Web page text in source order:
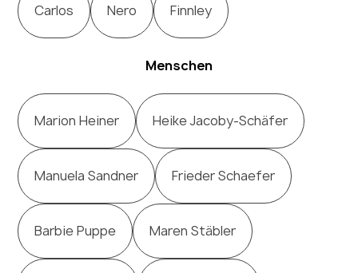
Carlos Nero Finnley
Menschen
Marion Heiner Heike Jacoby-Schäfer
Manuela Sandner Frieder Schaefer
Barbie Puppe Maren Stäbler